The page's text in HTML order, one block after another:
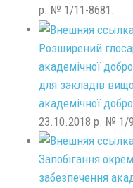
р. № 1/11-8681.
Розширений
академічної
для закладів
академічної
23.10.2018 р. № 1/
Запобігання
забезпечення